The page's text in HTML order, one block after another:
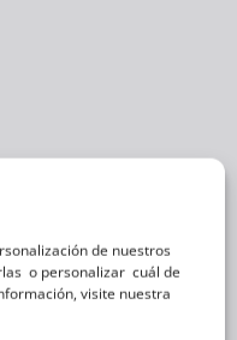
de nuestros
o personalizar cuál de
visite nuestra